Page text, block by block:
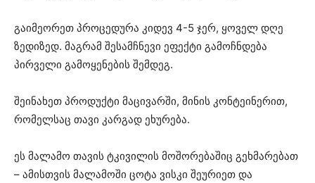
გაიმეორეთ პროცედურა კიდევ 4-5 ჯერ, ყოველ დღე
ზედიზედ. მაგრამ შესამჩნევი ეფექტი გამოჩნდება
პირველი გამოყენების შემდეგ.
შეინახეთ პროდუქტი მაცივარში, მინის კონტეინერით,
რომელსაც თავი კარგად ეხურება.
ეს მალამო თავის ტკივილის მოშორებაშიც გეხმარებათ
– ამისთვის მალამოში ცოტა ვისკი შეურიეთ და